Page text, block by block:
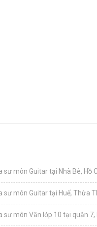
sư môn Guitar tại Nhà Bè, Hồ
sư môn Guitar tại Huế, Thừa
sư môn Văn lớp 10 tại quận 7,